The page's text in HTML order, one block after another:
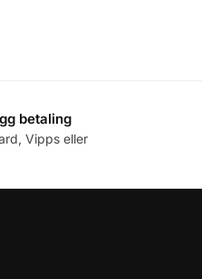
betaling
Vipps eller